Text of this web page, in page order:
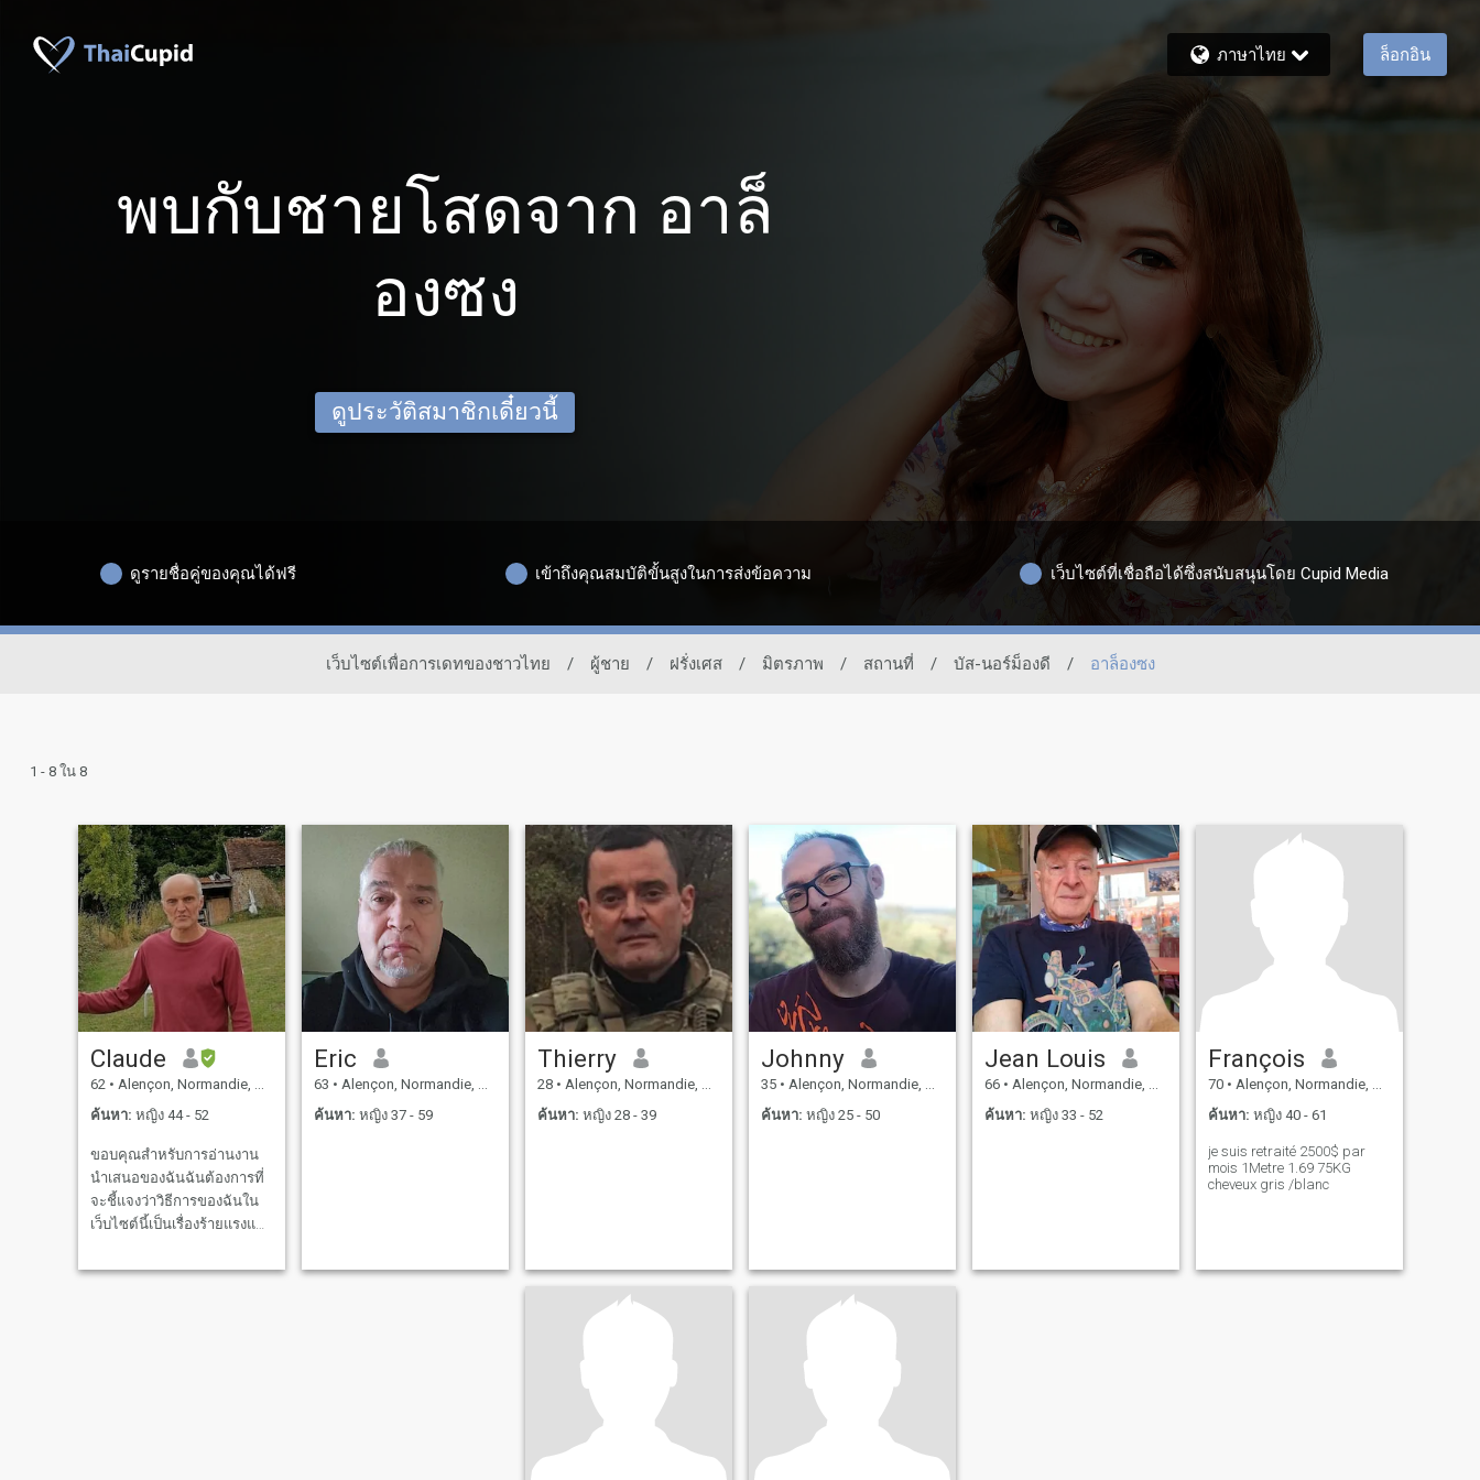
ภาษาไทย ล็อกอิน
พบกับชายโสดจาก อาล็
องซง
ดูประวัติสมาชิกเดี๋ยวนี้
ดูรายชื่อคู่ของคุณได้ฟรี เข้าถึงคุณสมบัติขั้นสูงในการส่งข้อความ เว็บไซต์ที่เชื่อถือได้ซึ่งสนับสนุนโดย Cupid Media
เว็บไซต์เพื่อการเดทของชาวไทย / ผู้ชาย / ฝรั่งเศส / มิตรภาพ / สถานที่ / บัส-นอร์ม็องดี / อาล็องซง
1 - 8 ใน 8
Claude
62 • Alençon, Normandie, ฝรั่งเศส
ค้นหา: หญิง 44 - 52
ขอบคุณสำหรับการอ่านงาน
นำเสนอของฉันฉันต้องการที่
จะชี้แจงว่าวิธีการของฉันใน
เว็บไซต์นี้เป็นเรื่องร้ายแรงและ
ที่ยั่งยืน ฉันเป็นคนที่ชอบ
Eric
63 • Alençon, Normandie, ฝรั่งเศส
ค้นหา: หญิง 37 - 59
Thierry
28 • Alençon, Normandie, ฝรั่งเศส
ค้นหา: หญิง 28 - 39
Johnny
35 • Alençon, Normandie, ฝรั่งเศส
ค้นหา: หญิง 25 - 50
Jean Louis
66 • Alençon, Normandie, ฝรั่งเศส
ค้นหา: หญิง 33 - 52
François
70 • Alençon, Normandie, ฝรั่งเศส
ค้นหา: หญิง 40 - 61
je suis retraité 2500$ par
mois 1Metre 1.69 75KG
cheveux gris /blanc